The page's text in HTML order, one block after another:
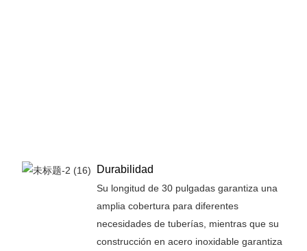
Durabilidad
Su longitud de 30 pulgadas garantiza una
amplia cobertura para diferentes
necesidades de tuberías, mientras que su
construcción en acero inoxidable garantiza